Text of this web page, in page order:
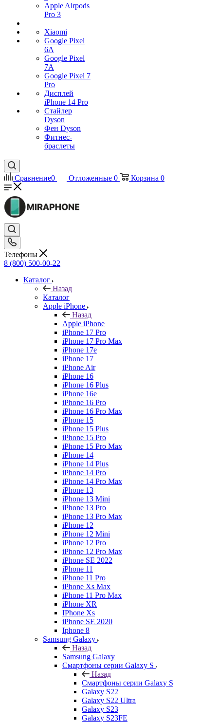
Apple Airpods
Pro 3
Xiaomi
Google Pixel
6A
Google Pixel
7А
Google Pixel 7
Pro
Дисплей
iPhone 14 Pro
Стайлер
Dyson
Фен Dyson
Фитнес-
браслеты
Сравнение0 Отложенные 0 Корзина 0
Телефоны
8 (800) 500-00-22
Каталог
Назад
Каталог
Apple iPhone
Назад
Apple iPhone
iPhone 17 Pro
iPhone 17 Pro Max
iPhone 17e
iPhone 17
iPhone Air
iPhone 16
iPhone 16 Plus
iPhone 16e
iPhone 16 Pro
iPhone 16 Pro Max
iPhone 15
iPhone 15 Plus
iPhone 15 Pro
iPhone 15 Pro Max
iPhone 14
iPhone 14 Plus
iPhone 14 Pro
iPhone 14 Pro Max
iPhone 13
iPhone 13 Mini
iPhone 13 Pro
iPhone 13 Pro Max
iPhone 12
iPhone 12 Mini
iPhone 12 Pro
iPhone 12 Pro Max
iPhone SE 2022
iPhone 11
iPhone 11 Pro
iPhone Xs Max
iPhone 11 Pro Max
iPhone XR
IPhone Xs
iPhone SE 2020
Iphone 8
Samsung Galaxy
Назад
Samsung Galaxy
Смартфоны серии Galaxy S
Назад
Смартфоны серии Galaxy S
Galaxy S22
Galaxy S22 Ultra
Galaxy S23
Galaxy S23FE